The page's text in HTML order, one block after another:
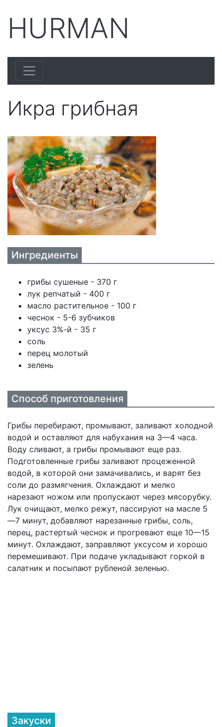
HURMAN
Икра грибная
Ингредиенты
грибы сушеные - 370 г
лук репчатый - 400 г
масло растительное - 100 г
чеснок - 5-6 зубчиков
уксус 3%-й - 35 г
соль
перец молотый
зелень
Способ приготовления
Грибы перебирают, промывают, заливают холодной
водой и оставляют для набухания на 3—4 часа.
Воду сливают, а грибы промывают еще раз.
Подготовленные грибы заливают процеженной
водой, в которой они замачивались, и варят без
соли до размягчения. Охлаждают и мелко
нарезают ножом или пропускают через мясорубку.
Лук очищают, мелко режут, пассируют на масле 5
—7 минут, добавляют нарезанные грибы, соль,
перец, растертый чеснок и прогревают еще 10—15
минут. Охлаждают, заправляют уксусом и хорошо
перемешивают. При подаче укладывают горкой в
салатник и посыпают рубленой зеленью.
Закуски